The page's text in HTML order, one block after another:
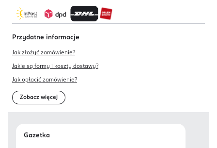
Przydatne informacje
Jak złożyć zamówienie?
Jakie są formy i koszty dostawy?
Jak opłacić zamówienie?
Zobacz więcej
Gazetka